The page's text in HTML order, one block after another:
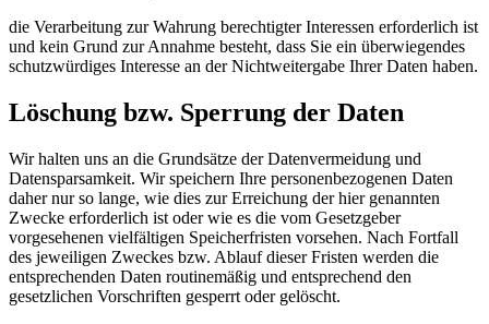
die Verarbeitung zur Wahrung berechtigter Interessen erforderlich ist
und kein Grund zur Annahme besteht, dass Sie ein überwiegendes
schutzwürdiges Interesse an der Nichtweitergabe Ihrer Daten haben.
Löschung bzw. Sperrung der Daten
Wir halten uns an die Grundsätze der Datenvermeidung und
Datensparsamkeit. Wir speichern Ihre personenbezogenen Daten
daher nur so lange, wie dies zur Erreichung der hier genannten
Zwecke erforderlich ist oder wie es die vom Gesetzgeber
vorgesehenen vielfältigen Speicherfristen vorsehen. Nach Fortfall
des jeweiligen Zweckes bzw. Ablauf dieser Fristen werden die
entsprechenden Daten routinemäßig und entsprechend den
gesetzlichen Vorschriften gesperrt oder gelöscht.